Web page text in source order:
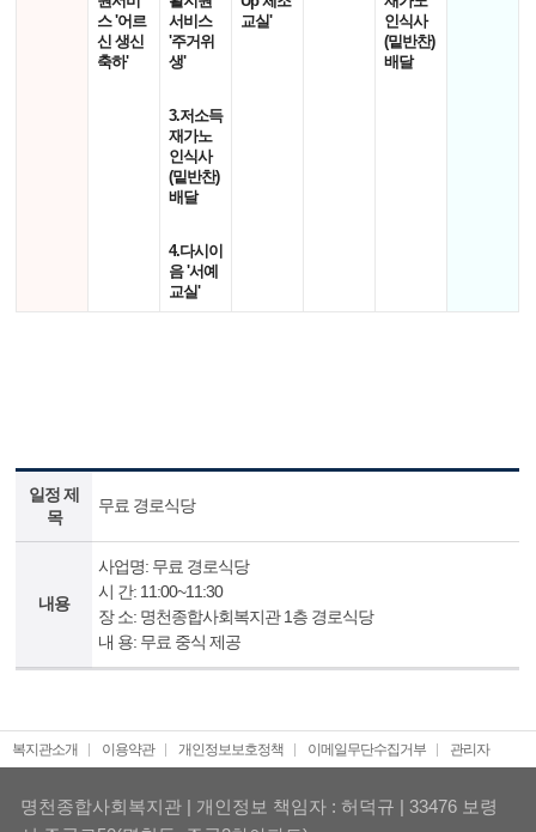
스 '어르
신 생신
축하'
서비스
'주거위
생'
3.저소득
재가노
인식사
(밑반찬)
배달
4.다시이
음 '서예
교실'
교실'
인식사
(밑반찬)
배달
일정 제
목
무료 경로식당
내용
사업명: 무료 경로식당
시 간: 11:00~11:30
장 소: 명천종합사회복지관 1층 경로식당
내 용: 무료 중식 제공
복지관소개 이용약관 개인정보보호정책 이메일무단수집거부 관리자
명천종합사회복지관 | 개인정보 책임자 : 허덕규 | 33476 보령